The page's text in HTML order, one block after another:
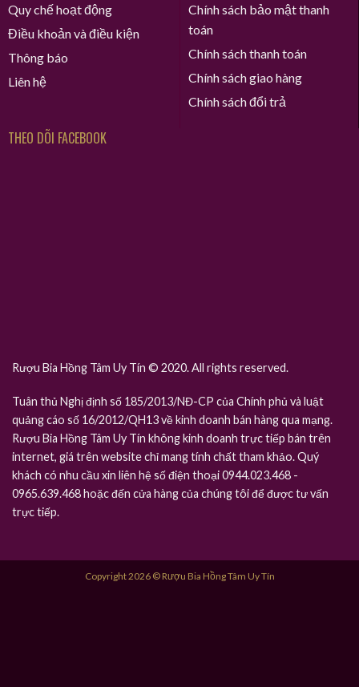
Quy chế hoạt động
Điều khoản và điều kiện
Thông báo
Liên hệ
Chính sách bảo mật thanh
toán
Chính sách thanh toán
Chính sách giao hàng
Chính sách đổi trả
THEO DÕI FACEBOOK
Rượu Bia Hồng Tâm Uy Tín © 2020. All rights reserved.
Tuân thủ Nghị định số 185/2013/NĐ-CP của Chính phủ và luật
quảng cáo số 16/2012/QH13 về kinh doanh bán hàng qua mạng.
Rượu Bia Hồng Tâm Uy Tín không kinh doanh trực tiếp bán trên
internet, giá trên website chỉ mang tính chất tham khảo. Quý
khách có nhu cầu xin liên hệ số điện thoại 0944.023.468 -
0965.639.468 hoặc đến cửa hàng của chúng tôi để được tư vấn
trực tiếp.
Copyright 2026 © Rượu Bia Hồng Tâm Uy Tín